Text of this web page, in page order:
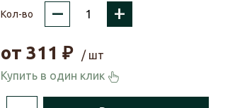
Кол-во – +
от311 ₽
/ шт
Купить в один клик